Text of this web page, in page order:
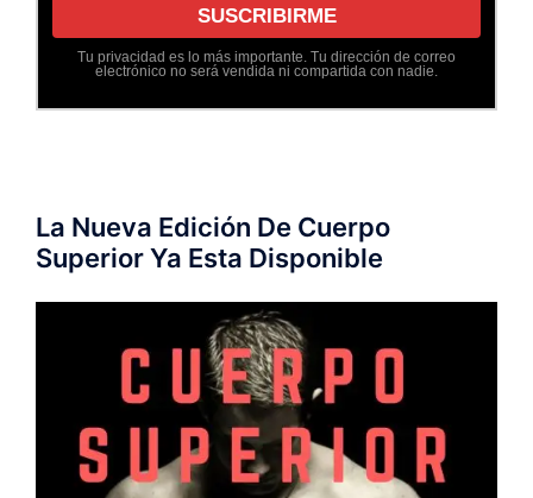
Tu privacidad es lo más importante. Tu dirección de correo
electrónico no será vendida ni compartida con nadie.
La Nueva Edición De Cuerpo
Superior Ya Esta Disponible